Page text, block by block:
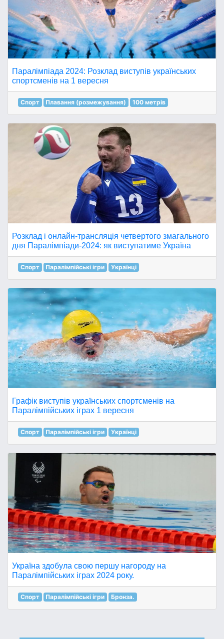
Паралімпіада 2024: Розклад виступів українських
спортсменів на 1 вересня
Спорт Плавання (розмежування) 100 метрів
Розклад і онлайн-трансляція четвертого змагального
дня Паралімпіади-2024: як виступатиме Україна
Спорт Паралімпійські ігри Українці
Графік виступів українських спортсменів на
Паралімпійських іграх 1 вересня
Спорт Паралімпійські ігри Українці
Україна здобула свою першу нагороду на
Паралімпійських іграх 2024 року.
Спорт Паралімпійські ігри Бронза.